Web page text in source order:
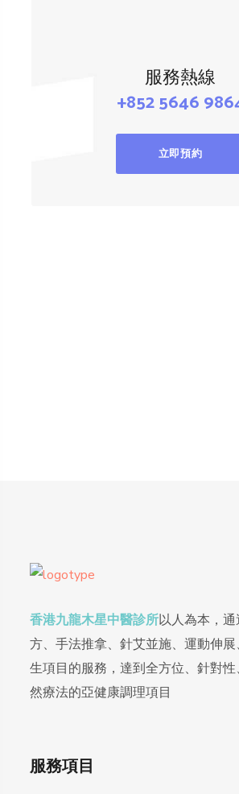
服務熱線
+852 5646
立即預約
香港九龍木星中醫診所以人為本，
方、手法推拿、針艾並施、運動伸
生項目的服務，達到全方位、針對
然療法的亞健康調理項目
服務項目